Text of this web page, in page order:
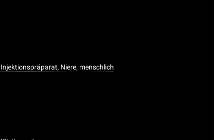
Injektionspräparat, Niere, menschlich